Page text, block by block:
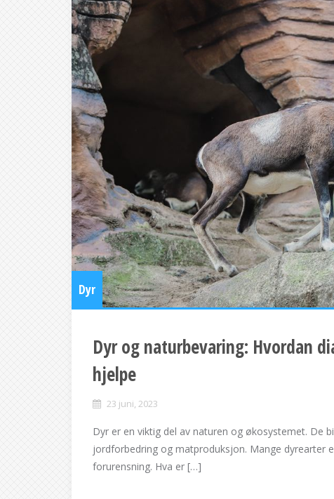
Dyr
Dyr og naturbevaring: Hvordan
hjelpe
23 juni, 2023
Dyr er en viktig del av naturen og økosystemet. De
jordforbedring og matproduksjon. Mange dyrearter
forurensning. Hva er […]